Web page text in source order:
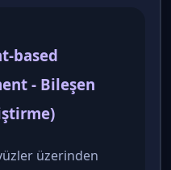
based
- Bileşen
üzerinden